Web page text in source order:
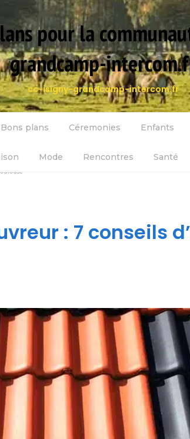
pour la
grandcamp-
cc-isigny-grandcamp-intercom.fr
Bons plans Céremonies Enfants
Mode Rencontres Santé
: 7 conseils